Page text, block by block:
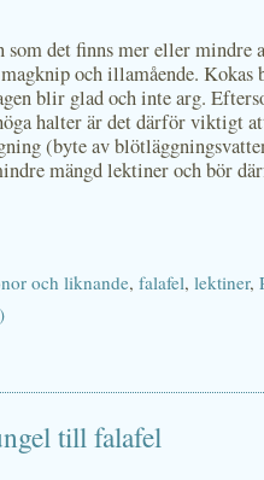
det finns mer eller mindre
och illamående. Kokas
blir glad och inte arg.
halter är det därför viktigt
(byte av
mängd lektiner och bör
och liknande, falafel, lektiner,
till falafel